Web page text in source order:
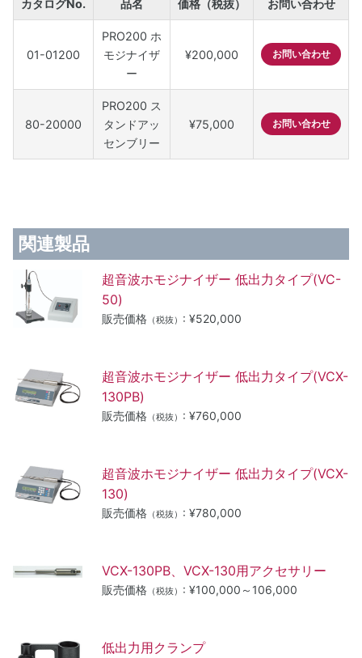
カタログNo. 品名 価格（税抜） お問い合わせ
01-01200
PRO200 ホ
モジナイザ
ー
¥200,000 お問い合わせ
80-20000
PRO200 ス
タンドアッ
センブリー
¥75,000 お問い合わせ
関連製品
超音波ホモジナイザー 低出力タイプ(VC-
50)
販売価格 （税抜） : ¥520,000
超音波ホモジナイザー 低出力タイプ(VCX-
130PB)
販売価格 （税抜） : ¥760,000
超音波ホモジナイザー 低出力タイプ(VCX-
130)
販売価格 （税抜） : ¥780,000
VCX-130PB、VCX-130用アクセサリー
販売価格 （税抜） : ¥100,000～106,000
低出力用クランプ